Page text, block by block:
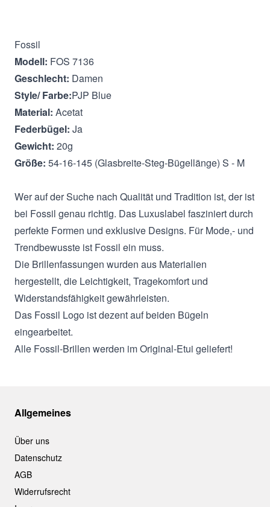
Fossil
Modell: FOS 7136
Geschlecht: Damen
Style/ Farbe:PJP Blue
Material: Acetat
Federbügel: Ja
Gewicht: 20g
Größe: 54-16-145 (Glasbreite-Steg-Bügellänge) S - M
Wer auf der Suche nach Qualität und Tradition ist, der ist
bei Fossil genau richtig. Das Luxuslabel fasziniert durch
perfekte Formen und exklusive Designs. Für Mode,- und
Trendbewusste ist Fossil ein muss.
Die Brillenfassungen wurden aus Materialien
hergestellt, die Leichtigkeit, Tragekomfort und
Widerstandsfähigkeit gewährleisten.
Das Fossil Logo ist dezent auf beiden Bügeln
eingearbeitet.
Alle Fossil-Brillen werden im Original-Etui geliefert!
Allgemeines
Über uns
Datenschutz
AGB
Widerrufsrecht